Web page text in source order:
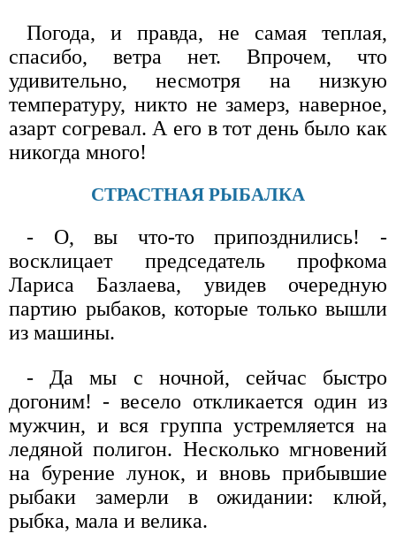
Погода, и правда, не самая теплая,
спасибо, ветра нет. Впрочем, что
удивительно, несмотря на низкую
температуру, никто не замерз, наверное,
азарт согревал. А его в тот день было как
никогда много!
СТРАСТНАЯ РЫБАЛКА
- О, вы что-то припозднились! -
восклицает председатель профкома
Лариса Базлаева, увидев очередную
партию рыбаков, которые только вышли
из машины.
- Да мы с ночной, сейчас быстро
догоним! - весело откликается один из
мужчин, и вся группа устремляется на
ледяной полигон. Несколько мгновений
на бурение лунок, и вновь прибывшие
рыбаки замерли в ожидании: клюй,
рыбка, мала и велика.